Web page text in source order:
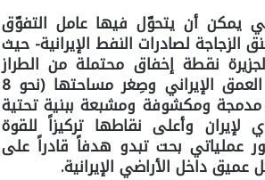
يمكن أن يتحوّل فيها عامل التفوّق
لصادرات النفط الإيرانية- حيث
تمثّل الجزيرة نقطة إخفاق محتملة من الطراز
الكلاسيكي، وهي بحكم انفصالها النسبي عن العمق الإيراني وصِغر مساحتها (نحو 8
عرضاً) تبدو مدمجة ومكشوفة ومشبعة ببنية تحتية
لإيران وأعلى نقاطها تركيزاً للقوة
عملياتي بحت تبدو هدفاً قادراً على
داخل الأراضي الإيرانية.